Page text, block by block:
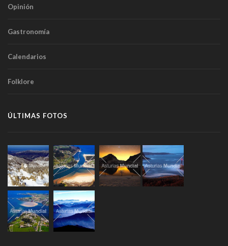
Opinión
Gastronomía
Calendarios
Folklore
ÚLTIMAS FOTOS